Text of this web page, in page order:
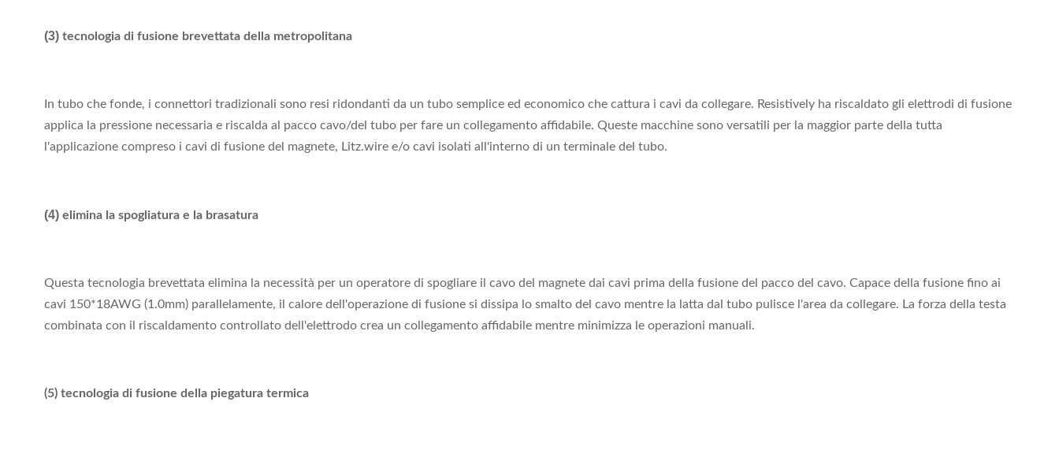
(3) tecnologia di fusione brevettata della metropolitana
In tubo che fonde, i connettori tradizionali sono resi ridondanti da un tubo semplice ed economico che cattura i cavi da collegare. Resistively ha riscaldato gli elettrodi di fusione
applica la pressione necessaria e riscalda al pacco cavo/del tubo per fare un collegamento affidabile. Queste macchine sono versatili per la maggior parte della tutta
l'applicazione compreso i cavi di fusione del magnete, Litz.wire e/o cavi isolati all'interno di un terminale del tubo.
(4) elimina la spogliatura e la brasatura
Questa tecnologia brevettata elimina la necessità per un operatore di spogliare il cavo del magnete dai cavi prima della fusione del pacco del cavo. Capace della fusione fino ai
cavi 150*18AWG (1.0mm) parallelamente, il calore dell'operazione di fusione si dissipa lo smalto del cavo mentre la latta dal tubo pulisce l'area da collegare. La forza della testa
combinata con il riscaldamento controllato dell'elettrodo crea un collegamento affidabile mentre minimizza le operazioni manuali.
(5) tecnologia di fusione della piegatura termica